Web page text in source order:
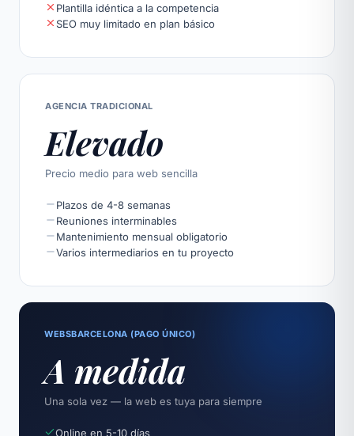
Plantilla idéntica a la competencia
SEO muy limitado en plan básico
AGENCIA TRADICIONAL
Elevado
Precio medio para web sencilla
Plazos de 4-8 semanas
Reuniones interminables
Mantenimiento mensual obligatorio
Varios intermediarios en tu proyecto
WEBSBARCELONA (PAGO ÚNICO)
A medida
Una sola vez — la web es tuya para siempre
Online en 5-10 días